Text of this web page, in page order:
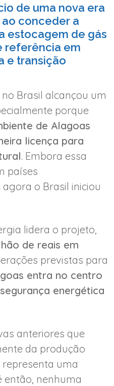
de uma nova era
conceder a
estocagem de gás
referência em
e transição
Brasil alcançou um
porque
de Alagoas
licença para
. Embora essa
países
o Brasil iniciou
lidera o projeto,
de reais em
previstas para
entra no centro
energética
anteriores que
da produção
representa uma
então, nenhuma